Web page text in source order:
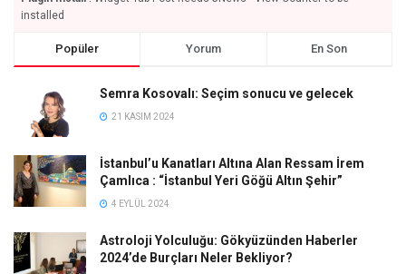
installed
Popüler Yorum En Son
Semra Kosovalı: Seçim sonucu ve gelecek
21 KASIM 2024
İstanbul’u Kanatları Altına Alan Ressam İrem
Çamlıca : “İstanbul Yeri Göğü Altın Şehir”
4 EYLÜL 2024
Astroloji Yolculuğu: Gökyüzünden Haberler
2024’de Burçları Neler Bekliyor?